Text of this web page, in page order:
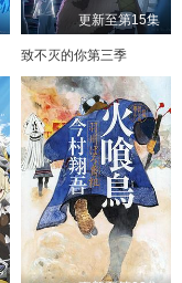
更新至第15集
致不灭的你第三季